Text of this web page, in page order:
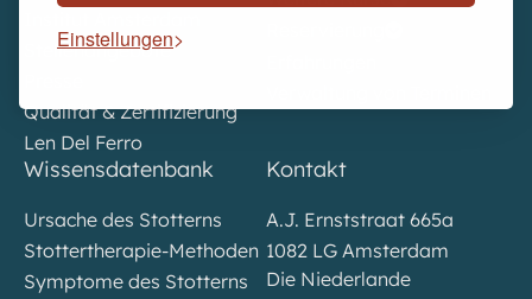
Einstellungen
Stellenangebote
Qualität & Zertifizierung
Len Del Ferro
Wissensdatenbank
Ursache des Stotterns
Stottertherapie-Methoden
Symptome des Stotterns
Kontakt
A.J. Ernststraat 665a
1082 LG Amsterdam
Die Niederlande